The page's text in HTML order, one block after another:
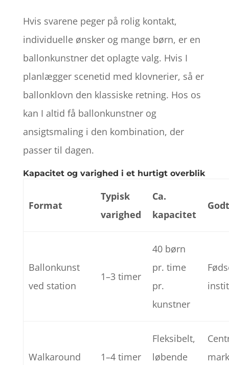
Hvis svarene peger på rolig kontakt,
individuelle ønsker og mange børn, er en
ballonkunstner det oplagte valg. Hvis I
planlægger scenetid med klovnerier, så er
ballonklovn den klassiske retning. Hos os
kan I altid få ballonkunstner og
ansigtsmaling i den kombination, der
passer til dagen.
Kapacitet og varighed i et hurtigt overblik
Format
Typisk
varighed
Ca.
kapacitet
Ballonkunst
ved station
1–3 timer
40 børn
pr. time
pr.
kunstner
Walkaround 1–4 timer
Fleksibelt,
løbende